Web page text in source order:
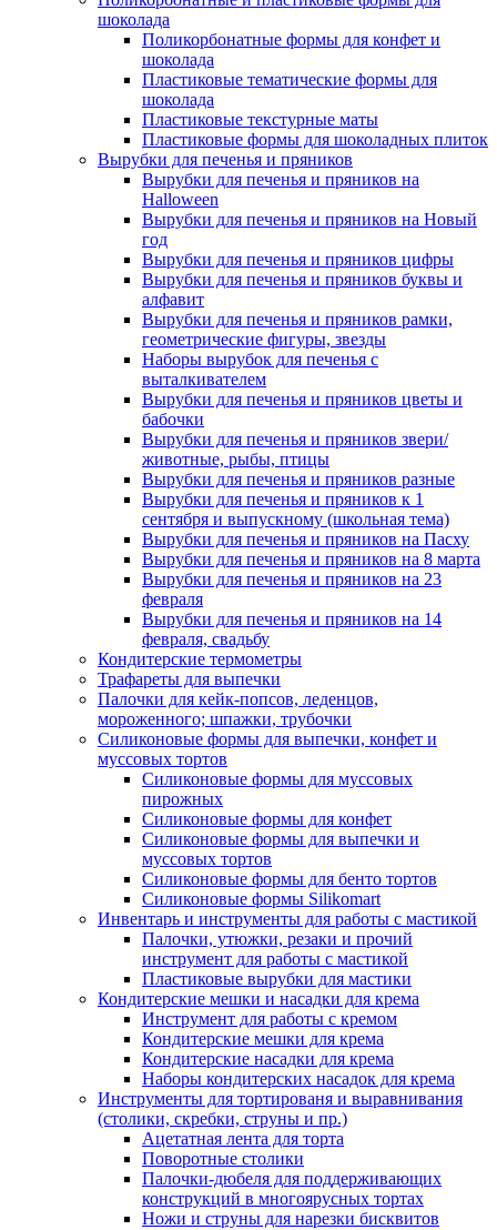
шоколада
Поликорбонатные формы для конфет и
шоколада
Пластиковые тематические формы для
шоколада
Пластиковые текстурные маты
Пластиковые формы для шоколадных плиток
Вырубки для печенья и пряников
Вырубки для печенья и пряников на
Halloween
Вырубки для печенья и пряников на Новый
год
Вырубки для печенья и пряников цифры
Вырубки для печенья и пряников буквы и
алфавит
Вырубки для печенья и пряников рамки,
геометрические фигуры, звезды
Наборы вырубок для печенья с
выталкивателем
Вырубки для печенья и пряников цветы и
бабочки
Вырубки для печенья и пряников звери/
животные, рыбы, птицы
Вырубки для печенья и пряников разные
Вырубки для печенья и пряников к 1
сентября и выпускному (школьная тема)
Вырубки для печенья и пряников на Пасху
Вырубки для печенья и пряников на 8 марта
Вырубки для печенья и пряников на 23
февраля
Вырубки для печенья и пряников на 14
февраля, свадьбу
Кондитерские термометры
Трафареты для выпечки
Палочки для кейк-попсов, леденцов,
мороженного; шпажки, трубочки
Силиконовые формы для выпечки, конфет и
муссовых тортов
Силиконовые формы для муссовых
пирожных
Силиконовые формы для конфет
Силиконовые формы для выпечки и
муссовых тортов
Силиконовые формы для бенто тортов
Силиконовые формы Silikomart
Инвентарь и инструменты для работы с мастикой
Палочки, утюжки, резаки и прочий
инструмент для работы с мастикой
Пластиковые вырубки для мастики
Кондитерские мешки и насадки для крема
Инструмент для работы с кремом
Кондитерские мешки для крема
Кондитерские насадки для крема
Наборы кондитерских насадок для крема
Инструменты для тортированя и выравнивания
(столики, скребки, струны и пр.)
Ацетатная лента для торта
Поворотные столики
Палочки-дюбеля для поддерживающих
конструкций в многоярусных тортах
Ножи и струны для нарезки бисквитов